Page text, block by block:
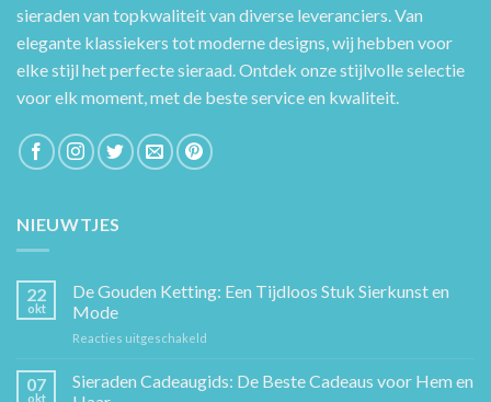
sieraden van topkwaliteit van diverse leveranciers. Van
elegante klassiekers tot moderne designs, wij hebben voor
elke stijl het perfecte sieraad. Ontdek onze stijlvolle selectie
voor elk moment, met de beste service en kwaliteit.
NIEUWTJES
22
okt
De Gouden Ketting: Een Tijdloos Stuk Sierkunst en
Mode
Reacties uitgeschakeld
Gouden
07
okt
Sieraden Cadeaugids: De Beste Cadeaus voor Hem en